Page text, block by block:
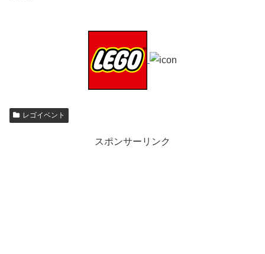
レゴイベント
スポンサーリンク